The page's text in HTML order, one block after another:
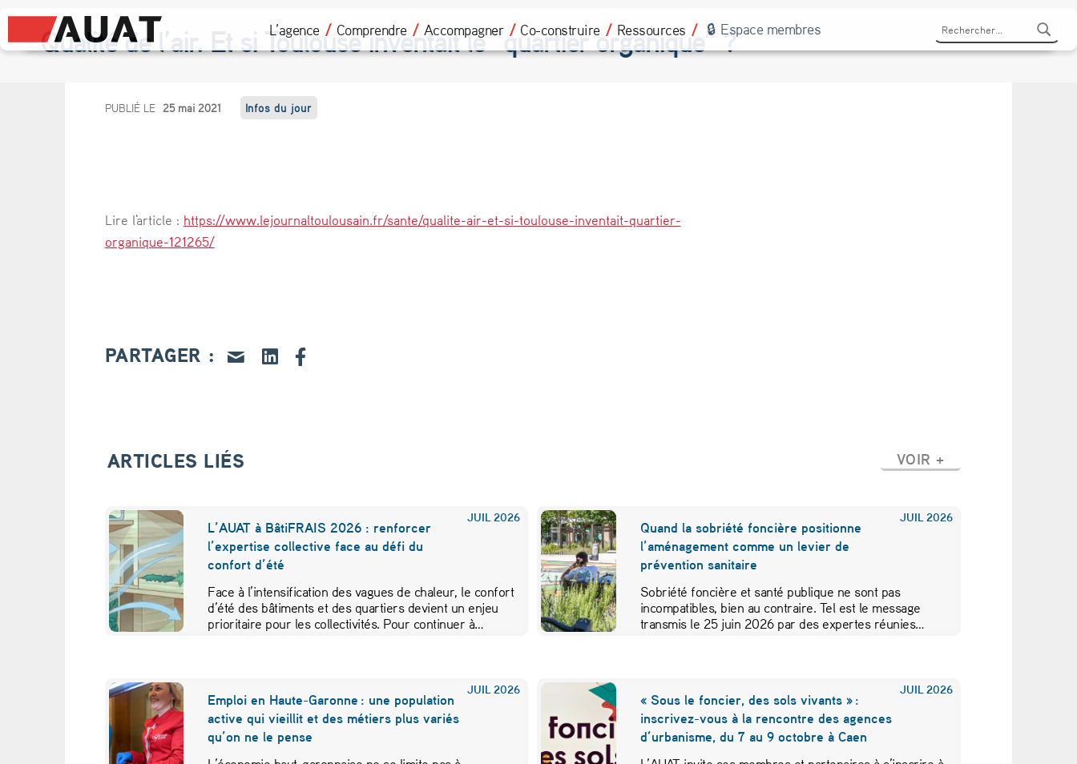
L’agence Comprendre Accompagner Co-construire Ressources Espace membres
Qualité de l’air. Et si Toulouse inventait le ”quartier organique” ?
Q
l
i
d
’
i
r
.
E
s
i
PUBLIÉ LE 25 mai 2021 Infos du jour
Lire l'article : https://www.lejournaltoulousain.fr/sante/qualite-air-et-si-toulouse-inventait-quartier-
organique-121265/
PARTAGER :
ARTICLES LIÉS VOIR +
JUIL 2026
L’AUAT à BâtiFRAIS 2026 : renforcer
l’expertise collective face au défi du
confort d’été
Face à l’intensification des vagues de chaleur, le confort
d’été des bâtiments et des quartiers devient un enjeu
prioritaire pour les collectivités. Pour continuer à…
JUIL 2026
Quand la sobriété foncière positionne
l’aménagement comme un levier de
prévention sanitaire
Sobriété foncière et santé publique ne sont pas
incompatibles, bien au contraire. Tel est le message
transmis le 25 juin 2026 par des expertes réunies…
JUIL 2026
Emploi en Haute-Garonne : une population
active qui vieillit et des métiers plus variés
qu’on ne le pense
JUIL 2026
« Sous le foncier, des sols vivants » :
inscrivez-vous à la rencontre des agences
d’urbanisme, du 7 au 9 octobre à Caen